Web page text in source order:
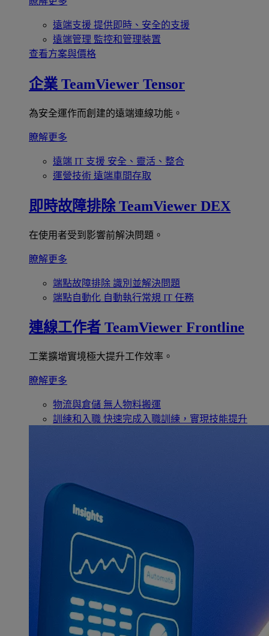
遠端支援 提供即時、安全的支援
遠端管理 監控和管理裝置
查看方案與價格
企業 TeamViewer Tensor
為安全運作而創建的遠端連線功能。
瞭解更多
遠端 IT 支援 安全、靈活、整合
運營技術 遠端車間存取
即時故障排除 TeamViewer DEX
在使用者受到影響前解決問題。
瞭解更多
端點故障排除 識別並解決問題
端點自動化 自動執行常規 IT 任務
連線工作者 TeamViewer Frontline
工業擴增實境極大提升工作效率。
瞭解更多
物流與倉儲 無人物料搬運
訓練和入職 快速完成入職訓練，實現技能提升